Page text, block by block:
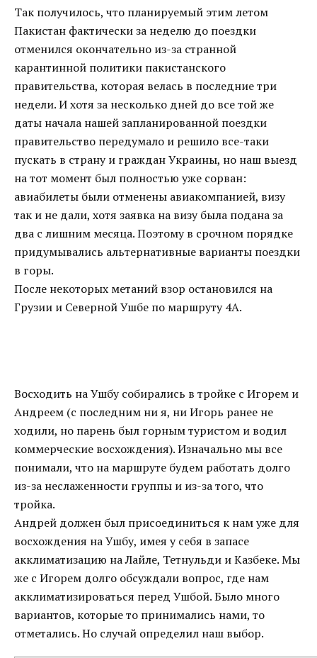
Так получилось, что планируемый этим летом
Пакистан фактически за неделю до поездки
отменился окончательно из-за странной
карантинной политики пакистанского
правительства, которая велась в последние три
недели. И хотя за несколько дней до все той же
даты начала нашей запланированной поездки
правительство передумало и решило все-таки
пускать в страну и граждан Украины, но наш выезд
на тот момент был полностью уже сорван:
авиабилеты были отменены авиакомпанией, визу
так и не дали, хотя заявка на визу была подана за
два c лишним месяца. Поэтому в срочном порядке
придумывались альтернативные варианты поездки
в горы.
После некоторых метаний взор остановился на
Грузии и Северной Ушбе по маршруту 4А.
Восходить на Ушбу собирались в тройке с Игорем и
Андреем (с последним ни я, ни Игорь ранее не
ходили, но парень был горным туристом и водил
коммерческие восхождения). Изначально мы все
понимали, что на маршруте будем работать долго
из-за неслаженности группы и из-за того, что
тройка.
Андрей должен был присоединиться к нам уже для
восхождения на Ушбу, имея у себя в запасе
акклиматизацию на Лайле, Тетнульди и Казбеке. Мы
же с Игорем долго обсуждали вопрос, где нам
акклиматизироваться перед Ушбой. Было много
вариантов, которые то принимались нами, то
отметались. Но случай определил наш выбор.